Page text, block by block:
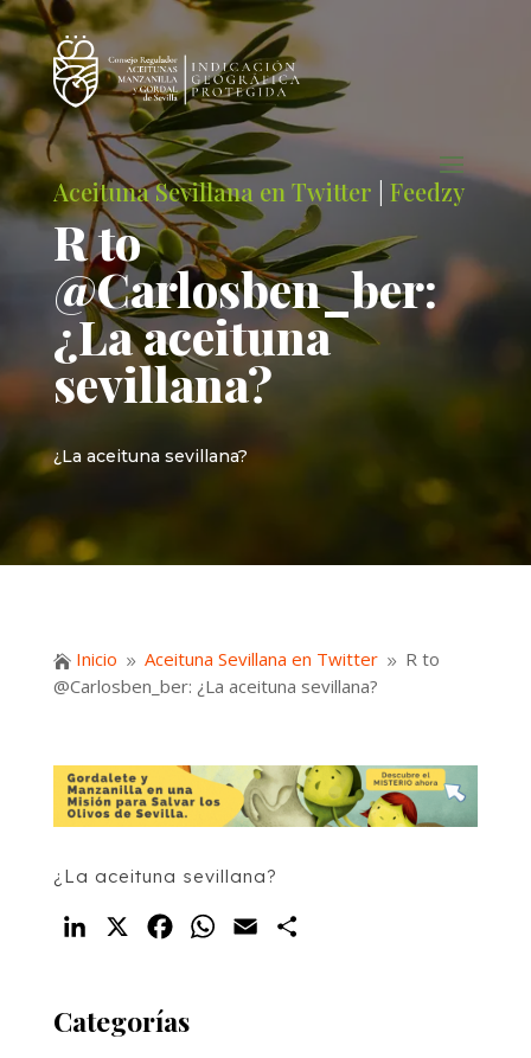
Aceituna Sevillana en Twitter Feedzy
R to
@Carlosben_ber:
¿La aceituna
sevillana?
¿La aceituna sevillana?
 Inicio 9 Aceituna Sevillana en Twitter 9 R to
@Carlosben_ber: ¿La aceituna sevillana?
¿La aceituna sevillana?
LinkedIn FacebookWhatsApp
Email
Categorías